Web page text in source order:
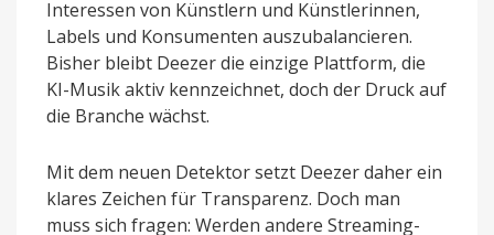
Interessen von Künstlern und Künstlerinnen,
Labels und Konsumenten auszubalancieren.
Bisher bleibt Deezer die einzige Plattform, die
KI-Musik aktiv kennzeichnet, doch der Druck auf
die Branche wächst.
Mit dem neuen Detektor setzt Deezer daher ein
klares Zeichen für Transparenz. Doch man
muss sich fragen: Werden andere Streaming-